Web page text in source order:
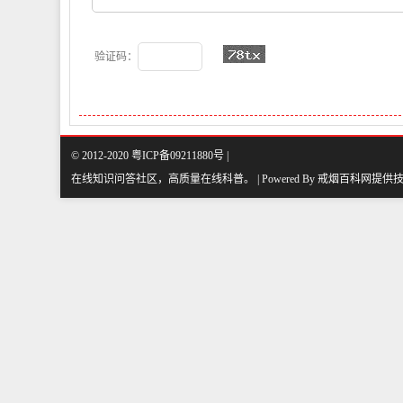
验证码：
© 2012-2020 粤ICP备09211880号 |
在线知识问答社区，高质量在线科普。 | Powered By 戒烟百科网提供